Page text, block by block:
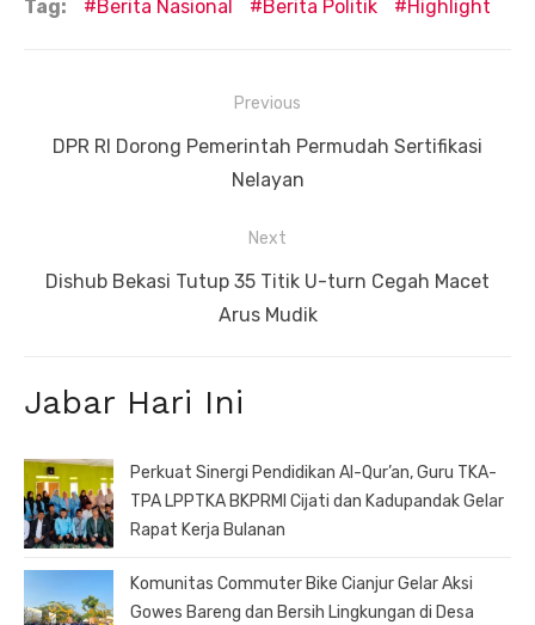
Tag: Berita Nasional Berita Politik Highlight
pos
Previous
Previous
DPR RI Dorong Pemerintah Permudah Sertifikasi
Nelayan
Next
Next
Dishub Bekasi Tutup 35 Titik U-turn Cegah Macet
Arus Mudik
Jabar Hari Ini
Perkuat Sinergi Pendidikan Al-Qur’an, Guru TKA-
TPA LPPTKA BKPRMI Cijati dan Kadupandak Gelar
Rapat Kerja Bulanan
Komunitas Commuter Bike Cianjur Gelar Aksi
Gowes Bareng dan Bersih Lingkungan di Desa